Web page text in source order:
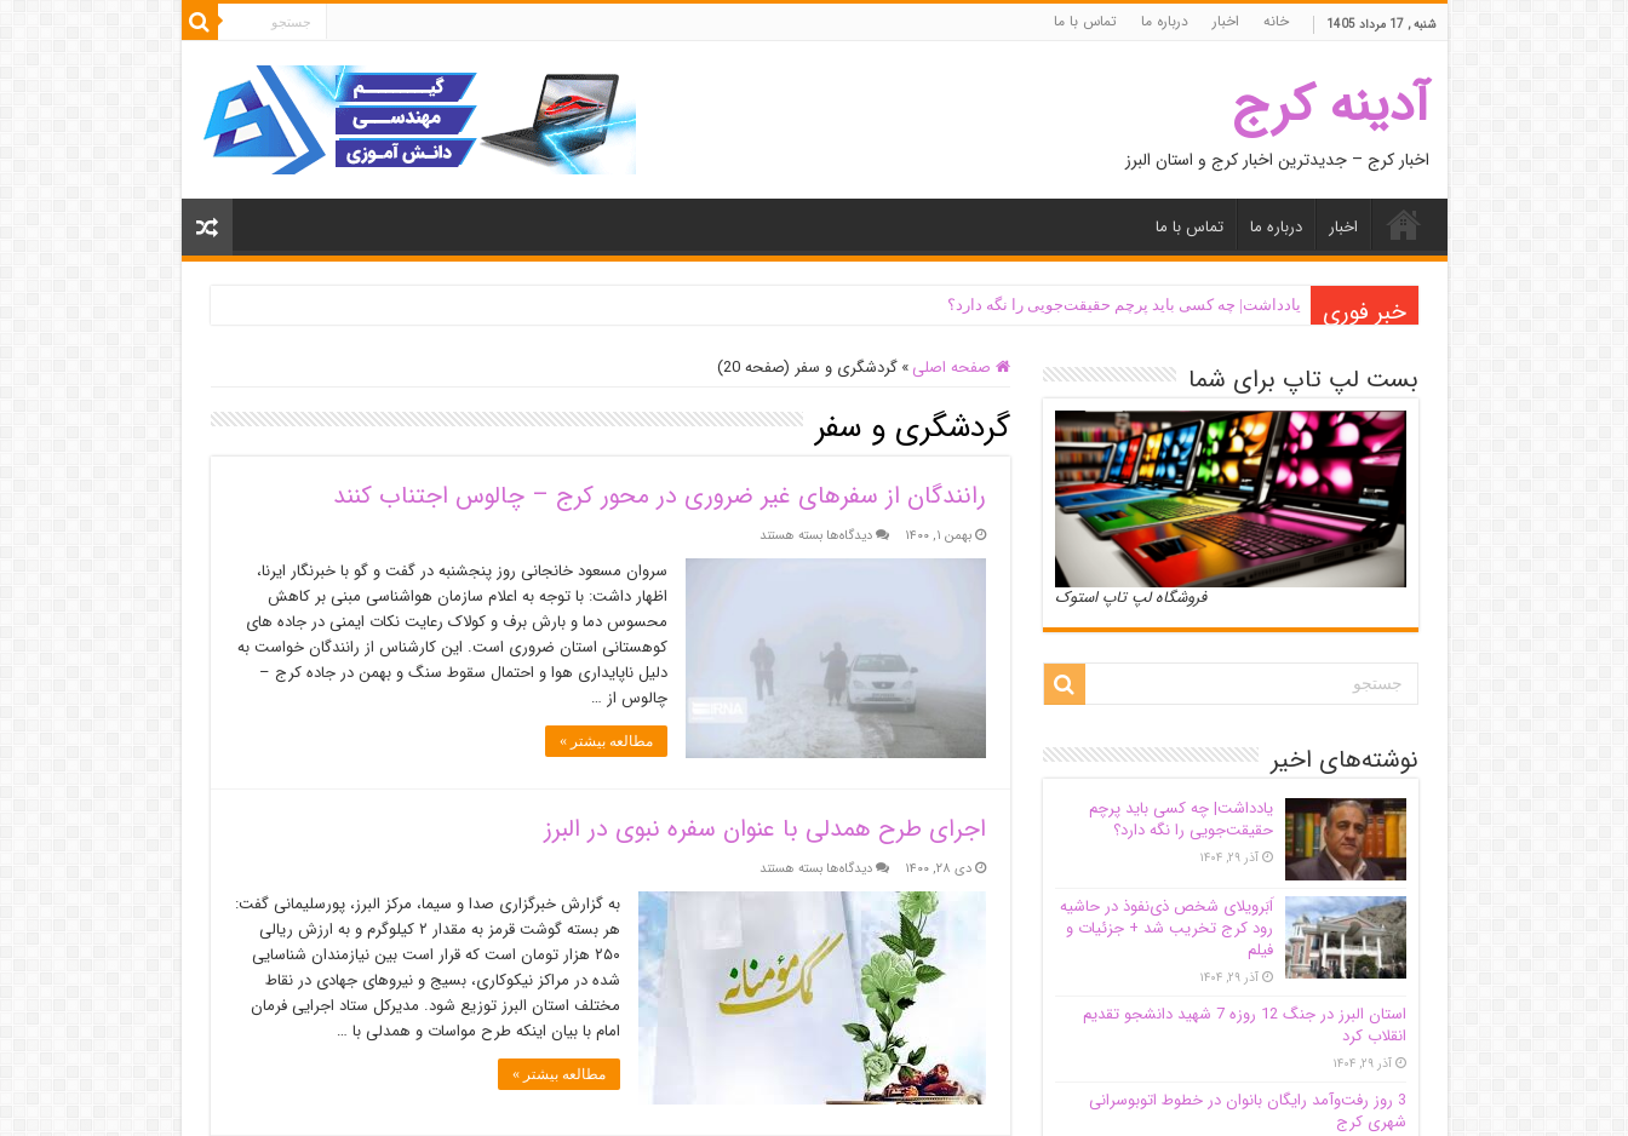
شنبه , 17 مرداد 1405 خانه اخبار درباره ما تماس با ما
آدینه کرج
اخبار کرج – جدیدترین اخبار کرج و استان البرز
اخبار درباره ما تماس با ما
خبر فوری یادداشت| ‌چه کسی باید پرچم حقیقت‌جویی را نگه دارد؟
صفحه اصلی » گردشگری و سفر (صفحه 20)
گردشگری و سفر
رانندگان از سفرهای غیر ضروری در محور کرج – چالوس اجتناب کنند
بهمن ۱, ۱۴۰۰ دیدگاه‌هابرای
رانندگان
در
چالوس
بسته هستند
سروان مسعود خانجانی روز پنجشنبه در گفت و گو با خبرنگار ایرنا،
اظهار داشت: با توجه به اعلام سازمان هواشناسی مبنی بر کاهش
محسوس دما و بارش برف و کولاک رعایت نکات ایمنی در جاده های
کوهستانی استان ضروری است. این کارشناس از رانندگان خواست به
دلیل ناپایداری هوا و احتمال سقوط سنگ و بهمن در جاده کرج –
چالوس از …
مطالعه بیشتر »
اجرای طرح همدلی با عنوان سفره نبوی در البرز
دی ۲۸, ۱۴۰۰ دیدگاه‌هابرای
اجرای
همدلی
با
عنوان
سفره
بسته هستند
به گزارش خبرگزاری صدا و سیما، مرکز البرز، پورسلیمانی گفت:
هر بسته گوشت قرمز به مقدار ۲ کیلوگرم و به ارزش ریالی
۲۵۰ هزار تومان است که قرار است بین نیازمندان شناسایی
شده در مراکز نیکوکاری، بسیج و نیرو‌های جهادی در نقاط
مختلف استان البرز توزیع شود. مدیرکل ستاد اجرایی فرمان
امام با بیان اینکه طرح مواسات و همدلی با …
مطالعه بیشتر »
بست لپ تاپ برای شما
فروشگاه لپ تاپ استوک
نوشته‌های اخیر
یادداشت| ‌چه کسی باید پرچم
حقیقت‌جویی را نگه دارد؟
آذر ۲۹, ۱۴۰۴
اَبَر‌ویلای شخص ذی‌نفوذ در حاشیه‌
رود کرج تخریب شد + جزئیات و
فیلم
آذر ۲۹, ۱۴۰۴
استان البرز در جنگ 12 روزه 7 شهید دانشجو تقدیم
انقلاب کرد
آذر ۲۹, ۱۴۰۴
3 روز رفت‌وآمد رایگان بانوان در خطوط اتوبوسرانی
شهری کرج